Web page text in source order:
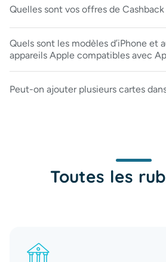
Quelles sont vos offres de Cashback
Quels sont les modèles d’iPhone et
appareils Apple compatibles avec
Peut-on ajouter plusieurs cartes
Toutes les